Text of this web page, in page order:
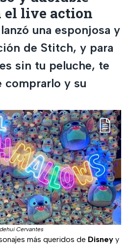
el live action
una esponjosa y
de Stitch, y para
sin tu peluche, te
comprarlo y su
Cervantes
más queridos de Disney y